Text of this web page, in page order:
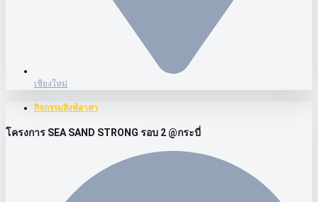
เชียงใหม่
กิจกรรมสิงห์อาสา
โครงการ SEA SAND STRONG รอบ 2 @กระบี่